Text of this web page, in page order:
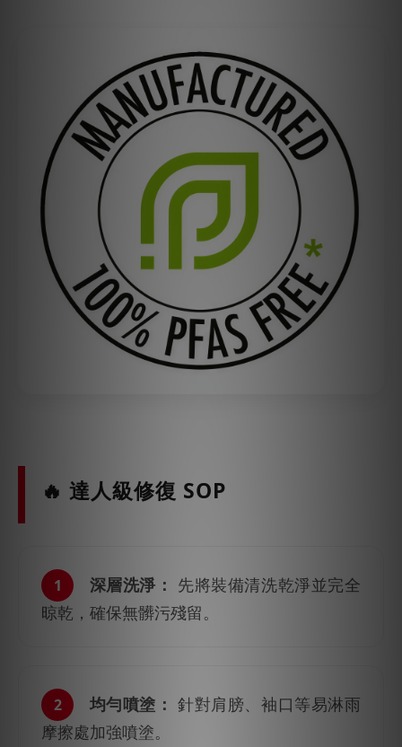
🔥 達人級修復 SOP
1 深層洗淨： 先將裝備清洗乾淨並完全
晾乾，確保無髒污殘留。
2 均勻噴塗： 針對肩膀、袖口等易淋雨
摩擦處加強噴塗。